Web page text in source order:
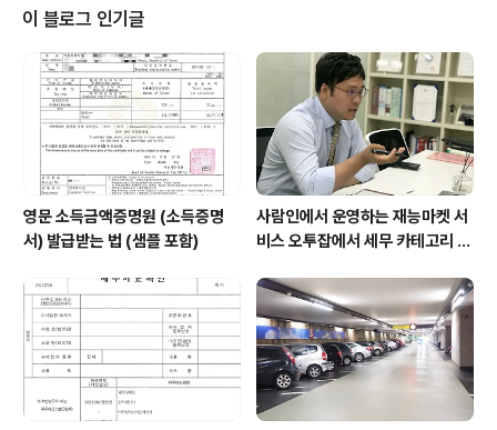
상금을 수령할 수도 있습니다.이때 사내에서 지급받는 상
금은 근로자에게 과세됩니다.일반적으로 포상금 등 지급의
업무관련성 여부에 따라 업무관련성이 있다면 근로소득으
로 구분하고, 업무관련성이 적다면 기타 소득으로 구분하
는 편입니다. 2. 상금이 아니라면?만일 회사가 현금이 아닌
상품권,금메달 또는 해외여행을 보내준다면 어떻게 ..
이 블로그 인기글
영문 소득금액증명원 (소득증명
서) 발급받는 법 (샘플 포함)
사람인에서 운영하는 재능마켓 서
비스 오투잡에서 세무 카테고리 대
니다.